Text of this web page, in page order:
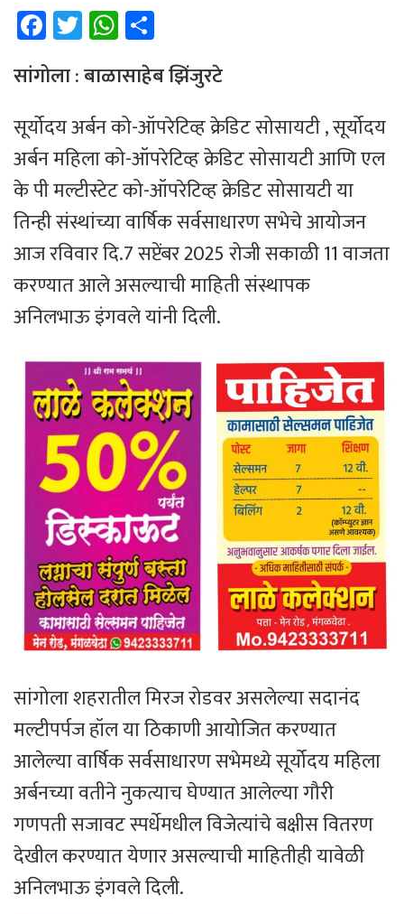
Fa
ce
b
o
ok
T
wi
tt
er
W
h
at
sA
p
p
ar
e
सांगोला : बाळासाहेब झिंजुरटे
सूर्योदय अर्बन को-ऑपरेटिव्ह क्रेडिट सोसायटी , सूर्योदय
अर्बन महिला को-ऑपरेटिव्ह क्रेडिट सोसायटी आणि एल
के पी मल्टीस्टेट को-ऑपरेटिव्ह क्रेडिट सोसायटी या
तिन्ही संस्थांच्या वार्षिक सर्वसाधारण सभेचे आयोजन
आज रविवार दि.7 सप्टेंबर 2025 रोजी सकाळी 11 वाजता
करण्यात आले असल्याची माहिती संस्थापक
अनिलभाऊ इंगवले यांनी दिली.
सांगोला शहरातील मिरज रोडवर असलेल्या सदानंद
मल्टीपर्पज हॉल या ठिकाणी आयोजित करण्यात
आलेल्या वार्षिक सर्वसाधारण सभेमध्ये सूर्योदय महिला
अर्बनच्या वतीने नुकत्याच घेण्यात आलेल्या गौरी
गणपती सजावट स्पर्धेमधील विजेत्यांचे बक्षीस वितरण
देखील करण्यात येणार असल्याची माहितीही यावेळी
अनिलभाऊ इंगवले दिली.